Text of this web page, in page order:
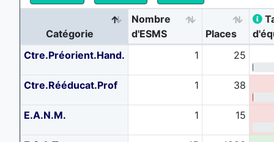
Catégorie
Nombre
d'ESMS
Places
Ctre.Préorient.Hand.
1 25
Ctre.Rééducat.Prof 1 38
E.A.N.M. 1 15